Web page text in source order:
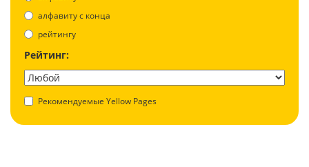
aлфавиту с конца
рейтингу
Рейтинг:
Рекомендуемые Yellow Pages